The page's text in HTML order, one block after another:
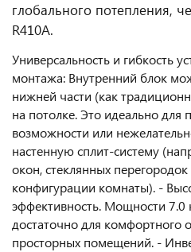
глобального потепления,
R410A.
Универсальность и гибкость
монтажа: Внутренний блок
нижней части (как
на потолке. Это идеально для
возможности или
настенную сплит-систему
окон, стеклянных
конфигурации комнаты). -
эффективность. Мощности 7.0
достаточно для комфортного
просторных помещений. -